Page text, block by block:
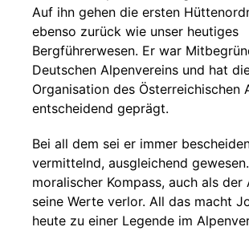
Auf ihn gehen die ersten
ebenso zurück wie unser heutiges
Bergführerwesen. Er war
Deutschen Alpenvereins und hat
Organisation des Österreichischen
entscheidend geprägt.
Bei all dem sei er immer
vermittelnd, ausgleichend
moralischer Kompass, auch als der
seine Werte verlor. All das macht
heute zu einer Legende im